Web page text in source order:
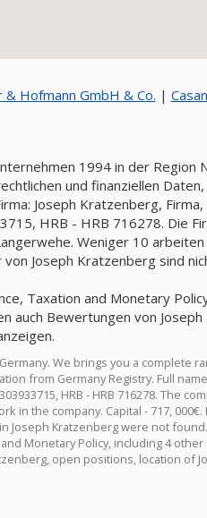
& Hofmann GmbH & Co. |
1994 in der Region
und finanziellen
Joseph Kratzenberg,
HRB - HRB 716278. Die
Weniger 10
Joseph Kratzenberg sind
Taxation and Monetary
auch Bewertungen von
We brings you a complete
from Germany Registry. Full
HRB - HRB 716278. The
in the company. Capital - 717,
Joseph Kratzenberg were not found.
Monetary Policy, including 4
open positions, location of